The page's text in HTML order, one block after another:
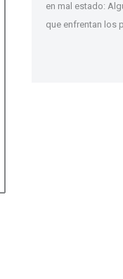
en mal estado:
que enfrentan los